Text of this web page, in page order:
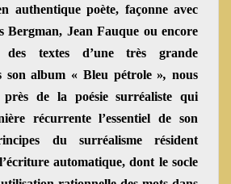
authentique poète, façonne avec
Bergman, Jean Fauque ou encore
des textes d’une très grande
son album « Bleu pétrole », nous
près de la poésie surréaliste qui
récurrente l’essentiel de son
du surréalisme résident
automatique, dont le socle